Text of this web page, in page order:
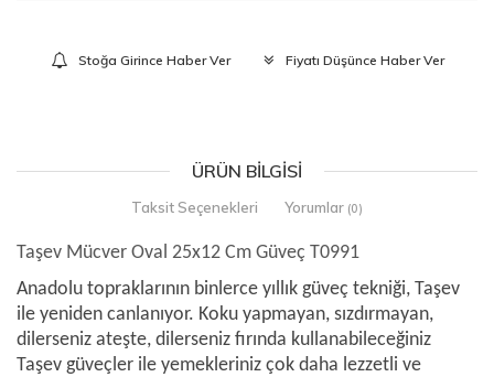
Stoğa Girince Haber Ver Fiyatı Düşünce Haber Ver
ÜRÜN BILGISI
Taksit Seçenekleri Yorumlar (0)
Taşev Mücver Oval 25x12 Cm Güveç T0991
Anadolu topraklarının binlerce yıllık güveç tekniği, Taşev
ile yeniden canlanıyor. Koku yapmayan, sızdırmayan,
dilerseniz ateşte, dilerseniz fırında kullanabileceğiniz
Taşev güveçler ile yemekleriniz çok daha lezzetli ve